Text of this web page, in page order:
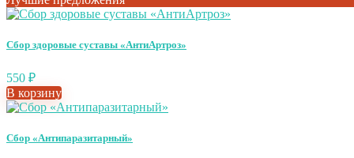
Сбор здоровые суставы «АнтиАртроз»
550 ₽
В корзину
Сбор «Антипаразитарный»